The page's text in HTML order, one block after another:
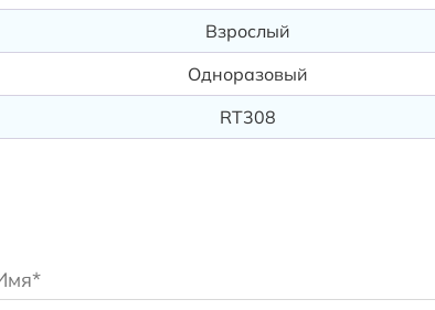
Взрослый
Одноразовый
RT308